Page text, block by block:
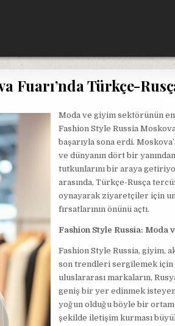
Fuarı’nda Türkçe-
Moda ve giyim sektörünün
Fashion Style Russia
başarıyla sona erdi.
ve dünyanın dört bir
tutkunlarını bir araya
arasında, Türkçe-Rusça
oynayarak ziyaretçiler için
fırsatlarının önünü açtı.
Fashion Style Russia: Moda
Fashion Style Russia, giyim,
son trendleri sergilemek
uluslararası markaların,
geniş bir yer edinmek
yoğun olduğu böyle bir
şekilde iletişim kurması